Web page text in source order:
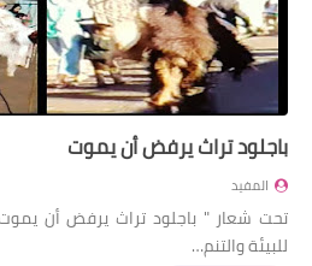
باجلود تراث يرفض أن يموت
المفيد
تحت شعار " باجلود تراث يرفض أن
للبيئة والتنم…